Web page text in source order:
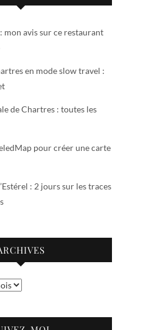
mon avis sur ce restaurant
en mode slow travel :
de Chartres : toutes les
pour créer une carte
: 2 jours sur les traces